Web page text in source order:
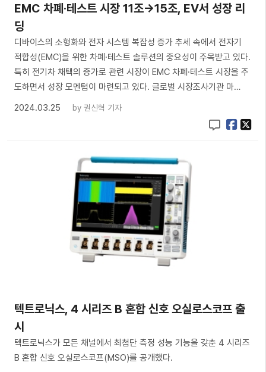
EMC 차폐·테스트 시장 11조→15조, EV서 성장 리
딩
디바이스의 소형화와 전자 시스템 복잡성 증가 추세 속에서 전자기
적합성(EMC)을 위한 차폐·테스트 솔루션의 중요성이 주목받고 있다.
특히 전기차 채택의 증가로 관련 시장이 EMC 차폐·테스트 시장을 주
도하면서 성장 모멘텀이 마련되고 있다. 글로벌 시장조사기관 마…
2024.03.25
by 권신혁 기자
텍트로닉스, 4 시리즈 B 혼합 신호 오실로스코프 출
시
텍트로닉스가 모든 채널에서 최첨단 측정 성능 기능을 갖춘 4 시리즈
B 혼합 신호 오실로스코프(MSO)를 공개했다.